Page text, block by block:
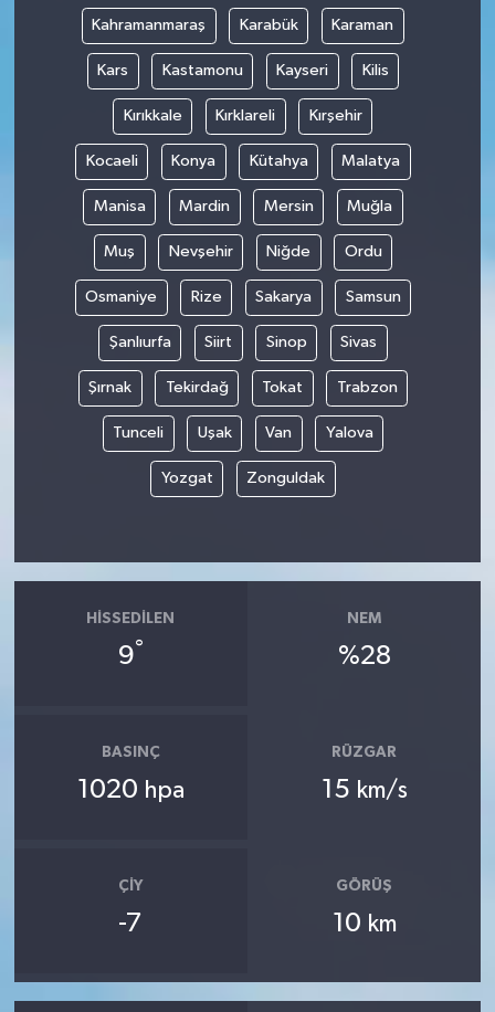
Kahramanmaraş Karabük Karaman
Kars Kastamonu Kayseri Kilis
Kırıkkale Kırklareli Kırşehir
Kocaeli Konya Kütahya Malatya
Manisa Mardin Mersin Muğla
Muş Nevşehir Niğde Ordu
Osmaniye Rize Sakarya Samsun
Şanlıurfa Siirt Sinop Sivas
Şırnak Tekirdağ Tokat Trabzon
Tunceli Uşak Van Yalova
Yozgat Zonguldak
HISSEDILEN
9°
NEM
%28
BASINÇ
1020 hpa
RÜZGAR
15 km/s
ÇIY
-7
GÖRÜŞ
10 km